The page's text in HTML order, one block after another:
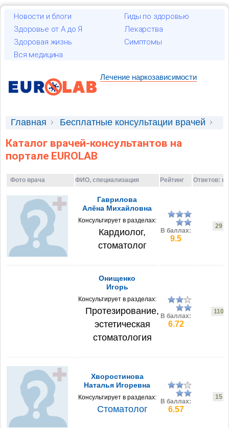
Новости и блоги
Гиды по здоровью
Здоровье от А до Я
Лекарства
Здоровая жизнь
Симптомы
Вся медицина
Лечение наркозависимости
Главная
Бесплатные консультации врачей
Врачи-консультанты
Каталог врачей-консультантов на
портале EUROLAB
Фото врача ФИО, специализация Рейтинг Ответов:
Гаврилова
Алёна Михайловна
Консультирует в разделах:
Кардиолог,
стоматолог
В баллах:
9.5
29
Онищенко
Игорь
Консультирует в разделах:
Протезирование,
эстетическая
стоматология
В баллах:
6.72
110
Хворостинова
Наталья Игоревна
Консультирует в разделах:
Стоматолог
В баллах:
6.57
15